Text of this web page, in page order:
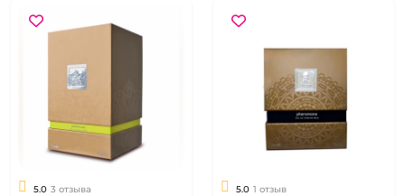
5.0 3 отзыва 5.0 1 отзыв